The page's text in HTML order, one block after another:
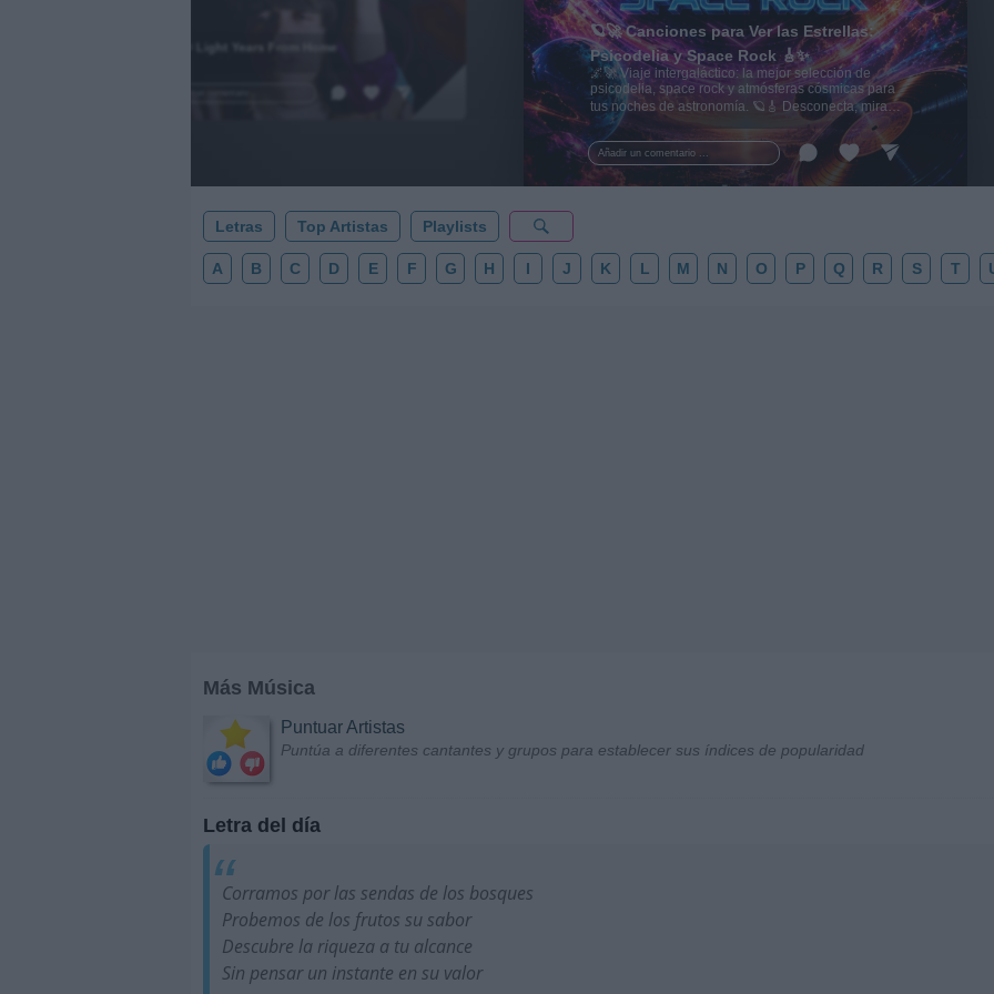
Añadir un comentario ...
🪐🚀 Canciones para Ver las Estrellas:
Psicodelia y Space Rock 🎸✨
🌌🚀 Viaje intergaláctico: la mejor selección de
psicodelia, space rock y atmósferas cósmicas para
tus noches de astronomía. 🪐🎸 Desconecta, mira
al firmamento y siente la gravedad cero. 💾 ¡Guarda
esta colección para tu próxima noche estrellada!
✨⭐
2000 Light Years From Home
Letras Top Artistas Playlists
A B C D E F G H I J K L M N O P Q R S T
Más Música
Puntuar Artistas
Puntúa a diferentes cantantes y grupos para establecer sus índices de popularidad
Letra del día
Corramos por las sendas de los bosques
Probemos de los frutos su sabor
Descubre la riqueza a tu alcance
Sin pensar un instante en su valor